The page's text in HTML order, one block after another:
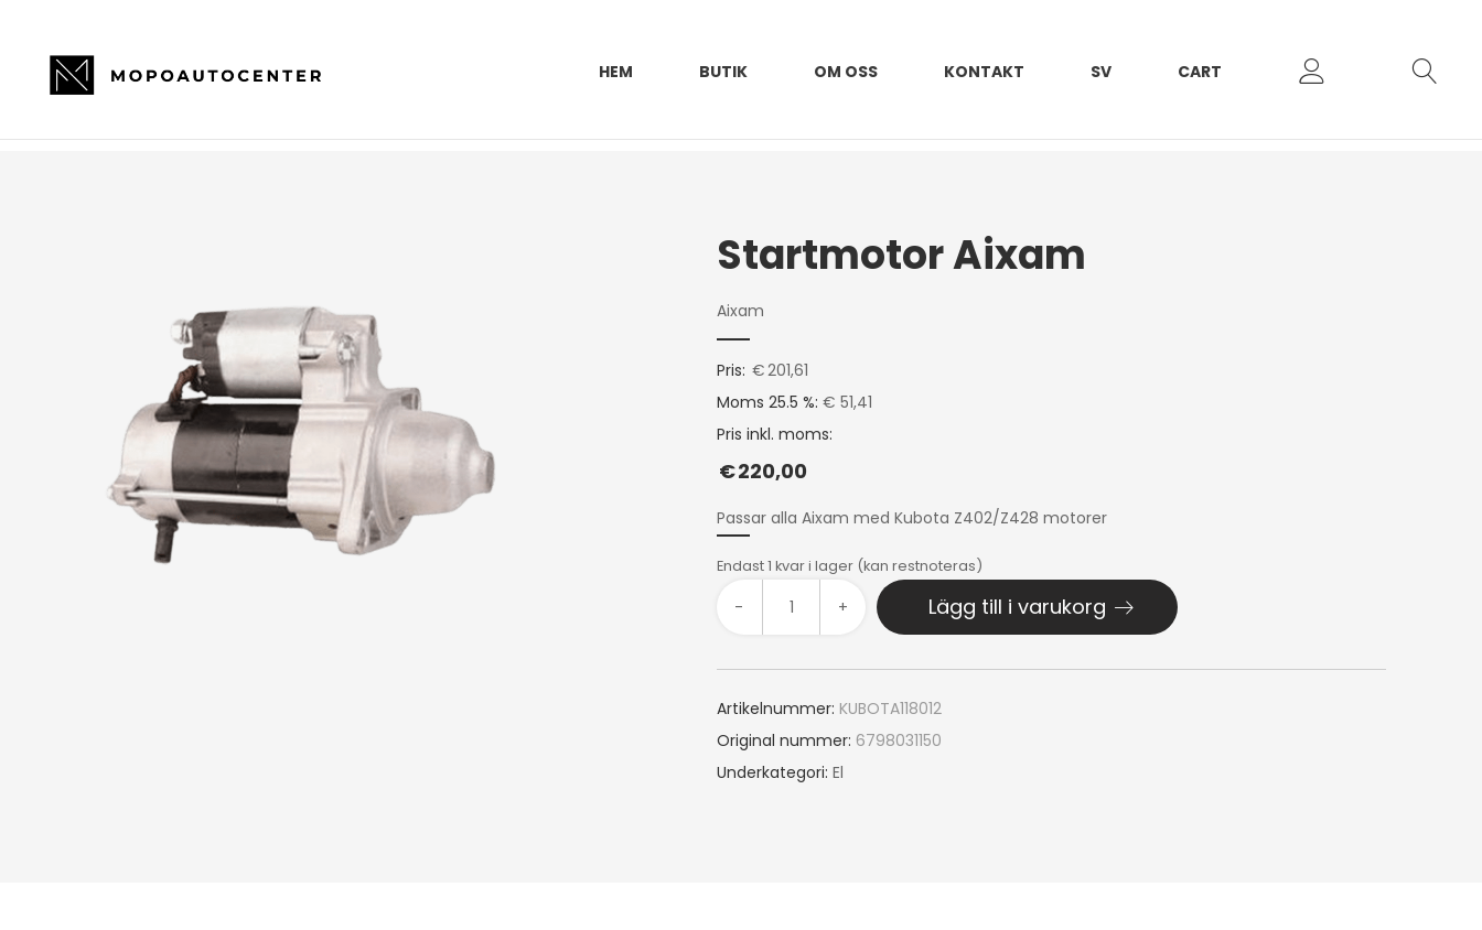
HEM BUTIK OM OSS KONTAKT SV CART
Startmotor Aixam
Aixam
Pris: €201,61
Moms 25.5 %: € 51,41
Pris inkl. moms:
€220,00
Passar alla Aixam med Kubota Z402/Z428 motorer
Endast 1 kvar i lager (kan restnoteras)
- + Lägg till i varukorg
Artikelnummer: KUBOTA118012
Original nummer: 6798031150
Underkategori: El